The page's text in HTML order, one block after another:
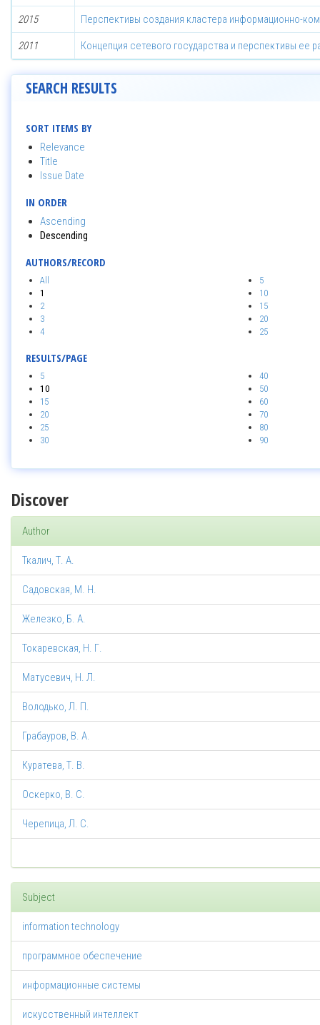
2015 Перспективы создания кластера информационно-
2011 Концепция сетевого государства и перспективы ее
SEARCH RESULTS
SORT ITEMS BY
Relevance
Title
Issue Date
IN ORDER
Ascending
Descending
AUTHORS/RECORD
All
1
2
3
4
5
10
15
20
25
RESULTS/PAGE
5
10
15
20
25
30
40
50
60
70
80
90
Discover
Author
Ткалич, Т. А.
Садовская, М. Н.
Железко, Б. А.
Токаревская, Н. Г.
Матусевич, Н. Л.
Володько, Л. П.
Грабауров, В. А.
Куратева, Т. В.
Оскерко, В. С.
Черепица, Л. С.
Subject
information technology
программное обеспечение
информационные системы
искусственный интеллект